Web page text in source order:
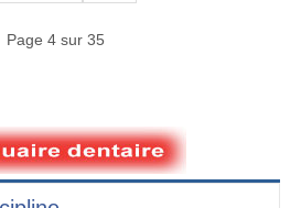
Page 4 sur 35